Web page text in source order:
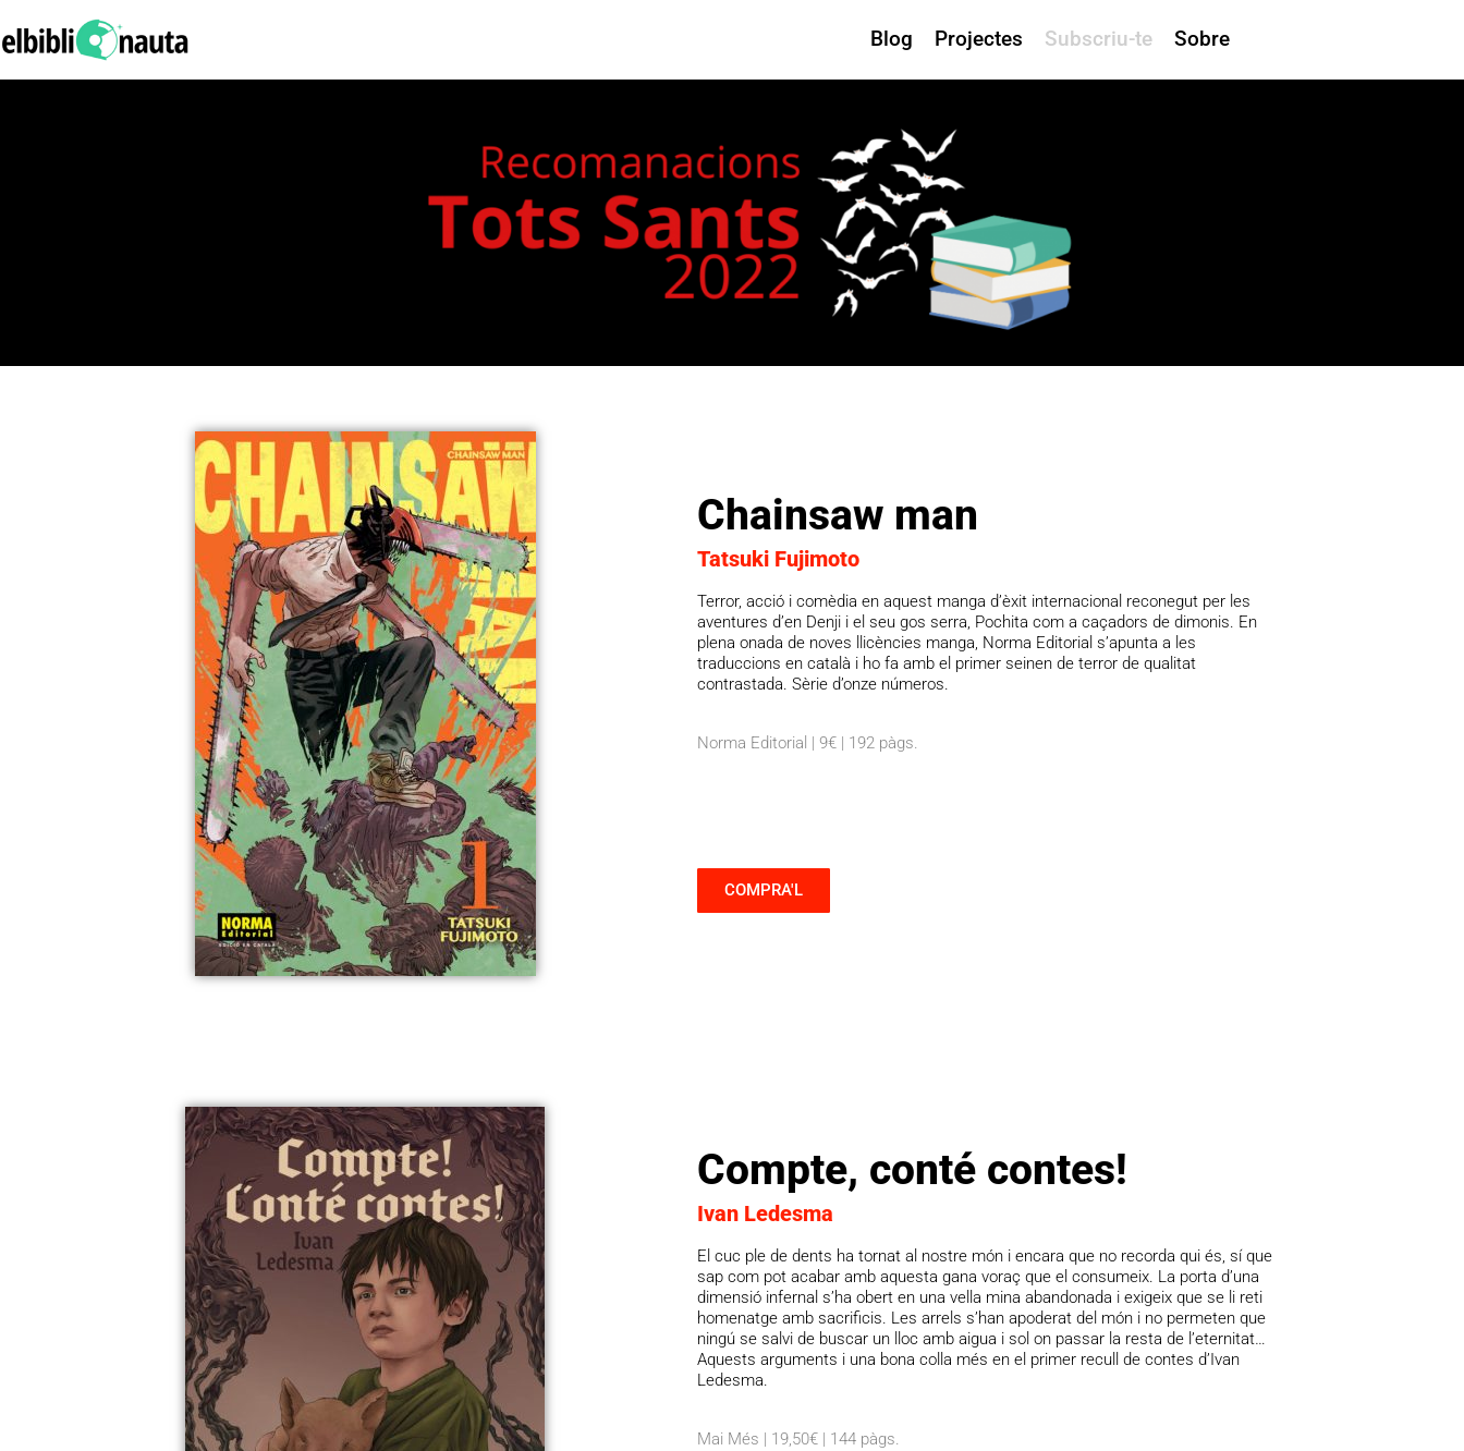
Blog Projectes Subscriu-te Sobre
Chainsaw man
Tatsuki Fujimoto
Terror, acció i comèdia en aquest manga d’èxit internacional reconegut per les
aventures d’en Denji i el seu gos serra, Pochita com a caçadors de dimonis. En
plena onada de noves llicències manga, Norma Editorial s’apunta a les
traduccions en català i ho fa amb el primer seinen de terror de qualitat
contrastada. Sèrie d’onze números.
Norma Editorial | 9€ | 192 pàgs.
COMPRA'L
Compte, conté contes!
Ivan Ledesma
El cuc ple de dents ha tornat al nostre món i encara que no recorda qui és, sí que
sap com pot acabar amb aquesta gana voraç que el consumeix. La porta d’una
dimensió infernal s’ha obert en una vella mina abandonada i exigeix que se li reti
homenatge amb sacrificis. Les arrels s’han apoderat del món i no permeten que
ningú se salvi de buscar un lloc amb aigua i sol on passar la resta de l’eternitat…
Aquests arguments i una bona colla més en el primer recull de contes d’Ivan
Ledesma.
Mai Més | 19,50€ | 144 pàgs.